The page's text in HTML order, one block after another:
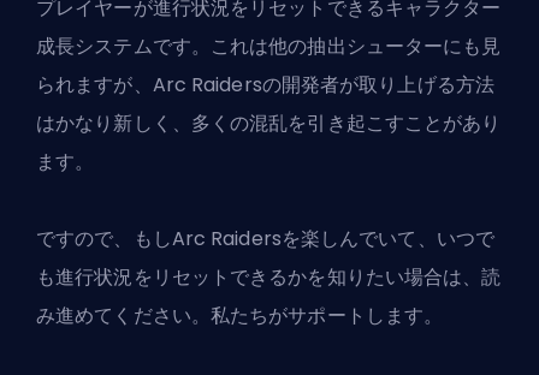
プレイヤーが進行状況をリセットできるキャラクター
成長システムです。これは他の抽出シューターにも見
られますが、Arc Raidersの開発者が取り上げる方法
はかなり新しく、多くの混乱を引き起こすことがあり
ます。
ですので、もしArc Raidersを楽しんでいて、いつで
も進行状況をリセットできるかを知りたい場合は、読
み進めてください。私たちがサポートします。